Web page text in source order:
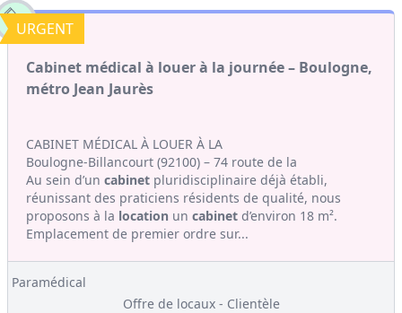
URGENT
Cabinet médical à louer à la journée – Boulogne,
métro Jean Jaurès
CABINET MÉDICAL À LOUER À LA
Boulogne-Billancourt (92100) – 74 route de la
Au sein d’un cabinet pluridisciplinaire déjà établi,
réunissant des praticiens résidents de qualité, nous
proposons à la location un cabinet d’environ 18 m².
Emplacement de premier ordre sur...
Paramédical
Offre de locaux - Clientèle